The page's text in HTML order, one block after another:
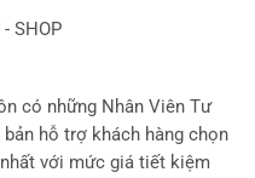
có những Nhân Viên Tư
hỗ trợ khách hàng chọn
với mức giá tiết kiệm